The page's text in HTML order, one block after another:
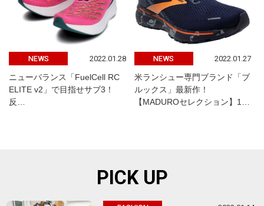
NEWS 2022.01.28
ニューバランス「FuelCell RC
ELITE v2」で目指せサブ3！
反…
NEWS 2022.01.27
米ランシュー専門ブランド「ブ
ルックス」最新作！
【MADUROセレクション】1…
PICK UP